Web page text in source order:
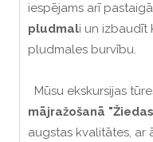
iespējams arī
pludmali un izbaudīt
pludmales burvību.
Mūsu ekskursijas
mājražošanā
augstas kvalitātes, ar